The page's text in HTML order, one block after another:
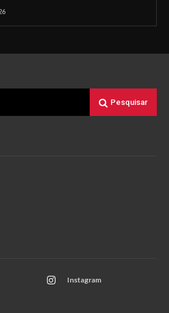
Pesquisar
Instagram